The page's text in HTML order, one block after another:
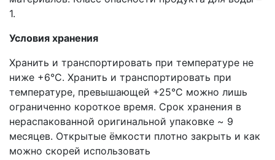
1.
Условия хранения
Хранить и транспортировать при температуре не
ниже +6°С. Хранить и транспортировать при
температуре, превышающей +25°C можно лишь
ограниченно короткое время. Срок хранения в
нераспакованной оригинальной упаковке ~ 9
месяцев. Открытые ёмкости плотно закрыть и как
можно скорей использовать